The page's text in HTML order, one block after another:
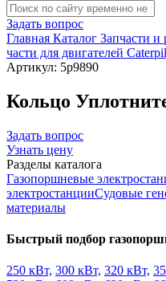
Задать вопрос
Главная Каталог Запчасти и
части для двигателей
Артикул: 5p9890
Кольцо
Задать вопрос
Узнать цену
Разделы каталога
Газопоршневые
электростанцииСудовые
материалы
Быстрый подбор
250 кВт, 300 кВт, 320 кВт,